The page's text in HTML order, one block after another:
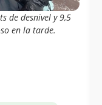
de desnivel y 9,5
en la tarde.